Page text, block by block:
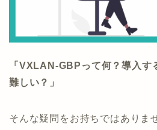
「VXLAN-GBPって何？導入す
難しい？」
そんな疑問をお持ちではありま